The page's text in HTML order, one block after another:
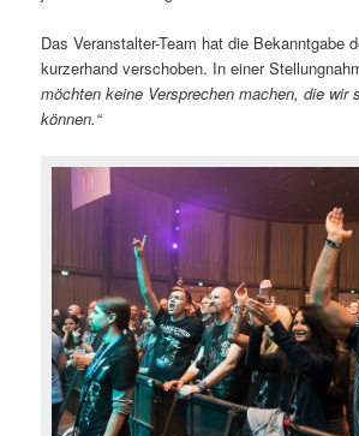
Das Veranstalter-Team hat die Bekanntgabe
kurzerhand verschoben. In einer
möchten keine Versprechen machen, die wir
können.“